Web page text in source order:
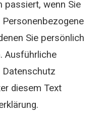
passiert, wenn Sie
Sie persönlich
Ausführliche
diesem Text